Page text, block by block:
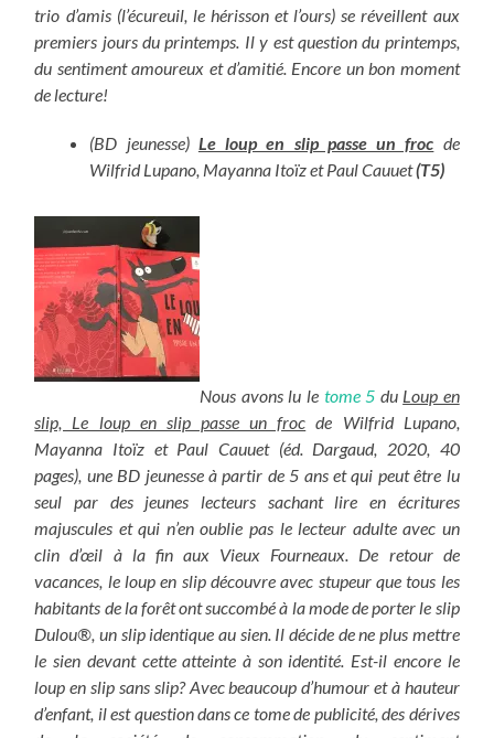
trio d’amis (l’écureuil, le hérisson et l’ours) se réveillent aux
premiers jours du printemps. Il y est question du printemps,
du sentiment amoureux et d’amitié. Encore un bon moment
de lecture!
(BD jeunesse) Le loup en slip passe un froc de
Wilfrid Lupano, Mayanna Itoïz et Paul Cauuet(T5)
Nous avons lu le tome 5 du Loup en
slip, Le loup en slip passe un froc de Wilfrid Lupano,
Mayanna Itoïz et Paul Cauuet (éd. Dargaud, 2020, 40
pages), une BD jeunesse à partir de 5 ans et qui peut être lu
seul par des jeunes lecteurs sachant lire en écritures
majuscules et qui n’en oublie pas le lecteur adulte avec un
clin d’œil à la fin aux Vieux Fourneaux. De retour de
vacances, le loup en slip découvre avec stupeur que tous les
habitants de la forêt ont succombé à la mode de porter le slip
Dulou®, un slip identique au sien. Il décide de ne plus mettre
le sien devant cette atteinte à son identité. Est-il encore le
loup en slip sans slip?Avec beaucoup d’humour et à hauteur
d’enfant, il est question dans ce tome de publicité, des dérives